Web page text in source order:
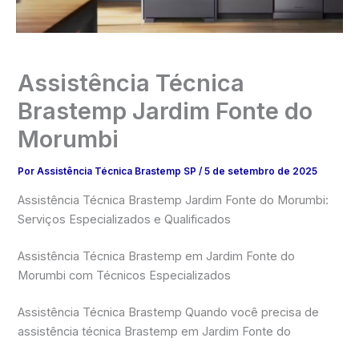
Assistência Técnica
Brastemp Jardim Fonte do
Morumbi
PorAssistência Técnica Brastemp SP/5 de setembro de 2025
Assistência Técnica Brastemp Jardim Fonte do Morumbi:
Serviços Especializados e Qualificados
Assistência Técnica Brastemp em Jardim Fonte do
Morumbi com Técnicos Especializados
Assistência Técnica Brastemp Quando você precisa de
assistência técnica Brastemp em Jardim Fonte do